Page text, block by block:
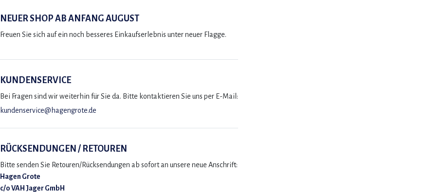
NEUER SHOP AB ANFANG AUGUST
Freuen Sie sich auf ein noch besseres Einkaufserlebnis unter neuer Flagge.
KUNDENSERVICE
Bei Fragen sind wir weiterhin für Sie da. Bitte kontaktieren Sie uns per E-Mail:
kundenservice@hagengrote.de
RÜCKSENDUNGEN / RETOUREN
Bitte senden Sie Retouren/Rücksendungen ab sofort an unsere neue Anschrift:
Hagen Grote
c/o VAH Jager GmbH